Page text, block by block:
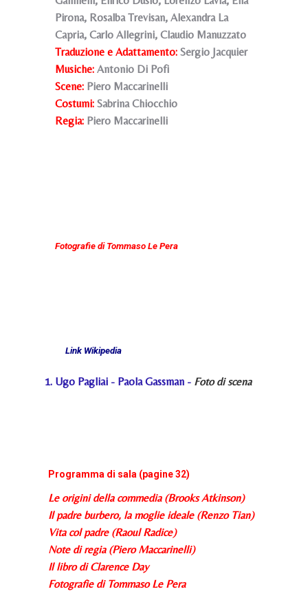
Pirona, Rosalba Trevisan, Alexandra La
Capria, Carlo Allegrini, Claudio Manuzzato
Traduzione e Adattamento: Sergio Jacquier
Musiche: Antonio Di Pofi
Scene: Piero Maccarinelli
Costumi: Sabrina Chiocchio
Regia: Piero Maccarinelli
Fotografie di Tommaso Le Pera
Link Wikipedia
1. Ugo Pagliai - Paola Gassman - Foto di scena
Programma di sala (pagine 32)
Le origini della commedia (Brooks Atkinson)
Il padre burbero, la moglie ideale (Renzo Tian)
Vita col padre (Raoul Radice)
Note di regia (Piero Maccarinelli)
Il libro di Clarence Day
Fotografie di Tommaso Le Pera